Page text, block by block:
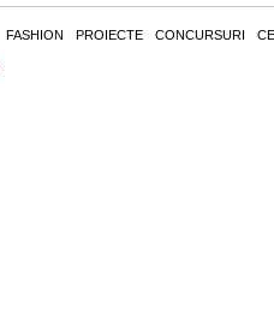
FASHION PROIECTE CONCURSURI